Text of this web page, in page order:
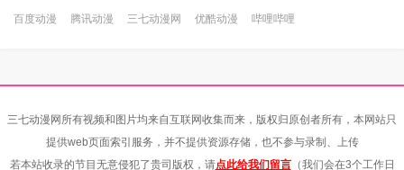
百度动漫 腾讯动漫 三七动漫网 优酷动漫 哔哩哔哩
三七动漫网所有视频和图片均来自互联网收集而来，版权归原创者所有，本网站只
提供web页面索引服务，并不提供资源存储，也不参与录制、上传
若本站收录的节目无意侵犯了贵司版权，请点此给我们留言（我们会在3个工作日